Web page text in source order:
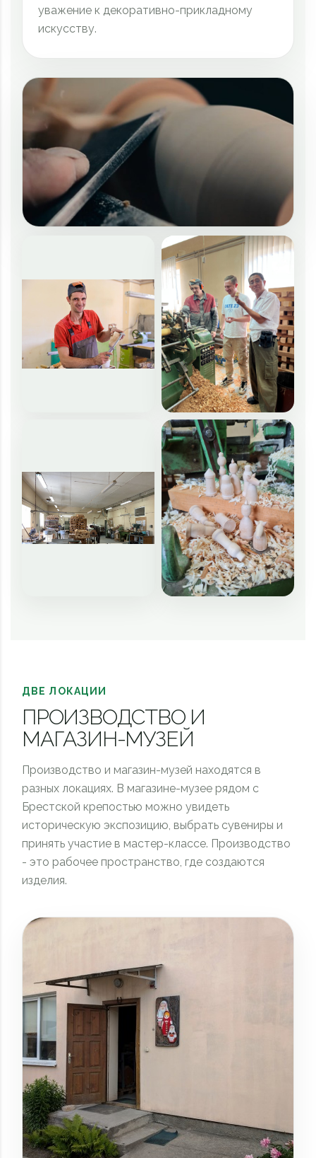
уважение к декоративно-прикладному
искусству.
ДВЕ ЛОКАЦИИ
ПРОИЗВОДСТВО И
МАГАЗИН-МУЗЕЙ
Производство и магазин-музей находятся в
разных локациях. В магазине-музее рядом с
Брестской крепостью можно увидеть
историческую экспозицию, выбрать сувениры и
принять участие в мастер-классе. Производство
- это рабочее пространство, где создаются
изделия.